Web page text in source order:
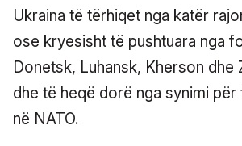
Ukraina të tërhiqet nga katër
ose kryesisht të pushtuara nga
Donetsk, Luhansk, Kherson dhe
dhe të heqë dorë nga synimi për
në NATO.